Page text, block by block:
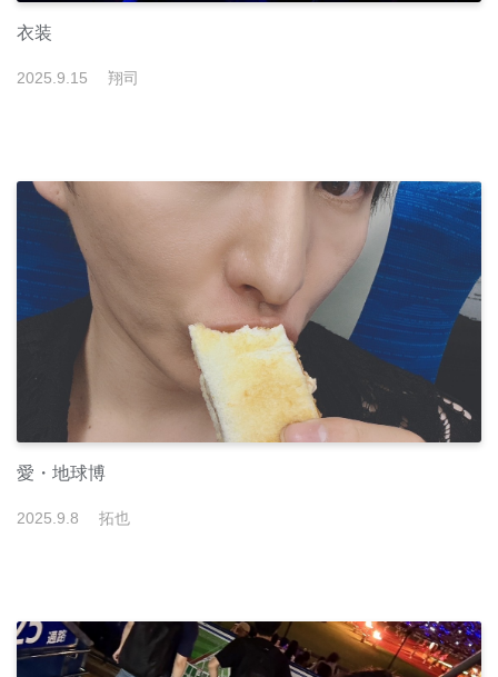
衣装
2025 9 15 翔司
愛・地球博
2025 9 8 拓也